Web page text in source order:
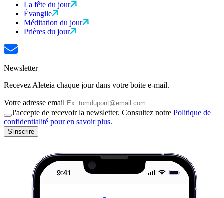
La fête du jour
Évangile
Méditation du jour
Prières du jour
Newsletter
Recevez Aleteia chaque jour dans votre boite e-mail.
Votre adresse email
J'accepte de recevoir la newsletter. Consultez notre Politique de
confidentialité pour en savoir plus.
S'inscrire